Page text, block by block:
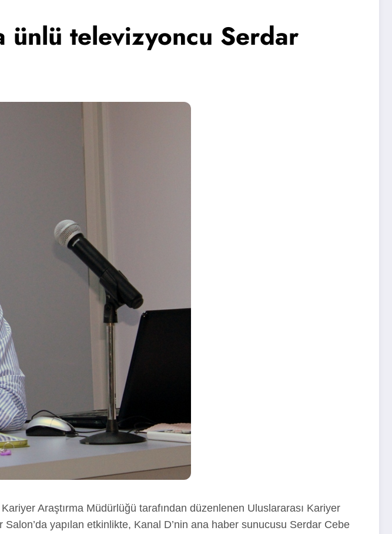
ünlü televizyoncu Serdar
Araştırma Müdürlüğü tarafından düzenlenen Uluslararası Kariyer
yapılan etkinlikte, Kanal D’nin ana haber sunucusu Serdar Cebe